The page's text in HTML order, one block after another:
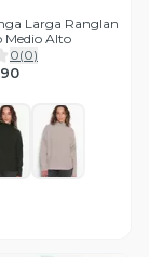
Larga Ranglan
Medio Alto
0(0)